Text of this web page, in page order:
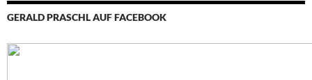
GERALD PRASCHL AUF FACEBOOK